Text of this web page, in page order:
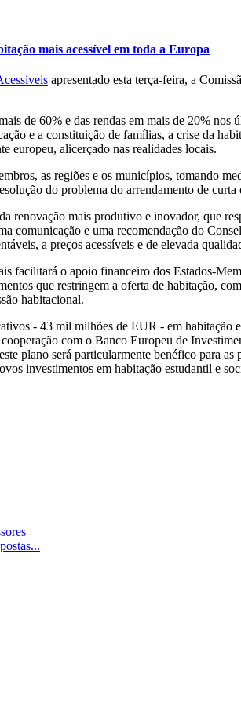
mais acessível em toda a Europa
apresentado esta terça-feira, a
de 60% e das rendas em mais de 20%
e a constituição de famílias, a crise da
europeu, alicerçado nas realidades locais.
as regiões e os municípios, tomando
do problema do arrendamento de
renovação mais produtivo e inovador, que
comunicação e uma recomendação do
a preços acessíveis e de elevada
facilitará o apoio financeiro dos Estados-
que restringem a oferta de habitação,
habitacional.
- 43 mil milhões de EUR - em
com o Banco Europeu de
plano será particularmente benéfico para
investimentos em habitação estudantil e